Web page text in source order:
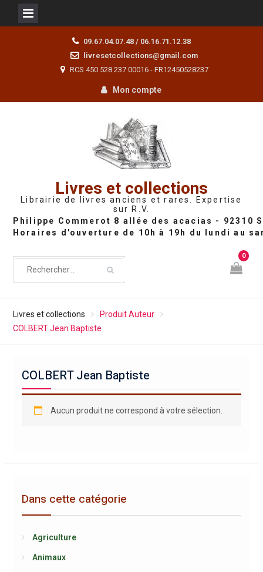
09.67.04.07.48 / 06.16.71.12.38
livresetcollections@gmail.com
RCS 450 528 237 00016 - FR12450528237
Mon compte
Livres et collections
Librairie de livres anciens et rares. Expertise
sur R.V.
0
Livres et collections
Produit Auteur
COLBERT Jean Baptiste
COLBERT Jean Baptiste
Aucun produit ne correspond à votre sélection.
Dans cette catégorie
Agriculture
Animaux